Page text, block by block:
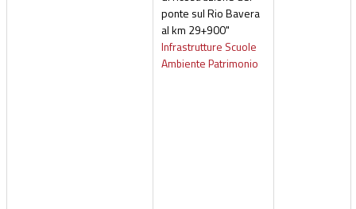
ponte sul Rio Bavera
al km 29+900"
Infrastrutture Scuole
Ambiente Patrimonio